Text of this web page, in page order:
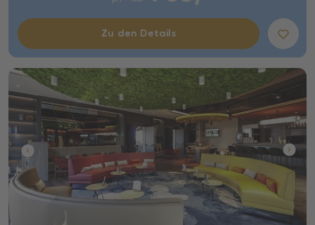
Zu den Details